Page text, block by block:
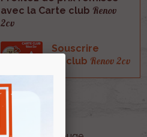
avec la Carte club Renov
2cv
Souscrire
au club Renov 2cv